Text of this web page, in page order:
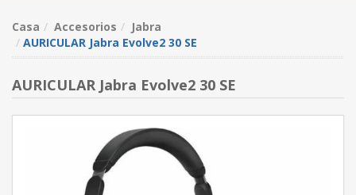
Casa Accesorios
Jabra
AURICULAR Jabra Evolve2 30 SE
AURICULAR Jabra Evolve2 30 SE